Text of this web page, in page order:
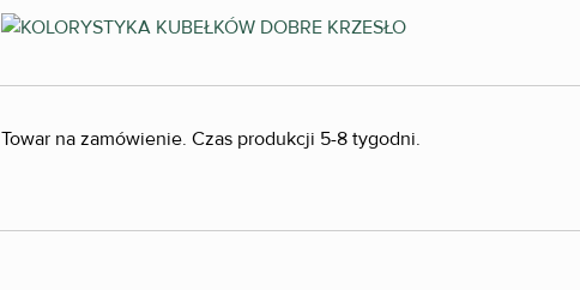
Towar na zamówienie. Czas produkcji 5-8 tygodni.